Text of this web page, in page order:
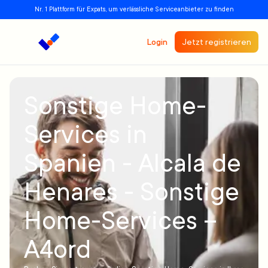
Nr. 1 Plattform für Expats, um verlässliche Serviceanbieter zu finden
Login Jetzt registrieren
Sonstige Home-
Services in
Spanien - Alcala de
Henares - Sonstige
Home-Services –
A4ord